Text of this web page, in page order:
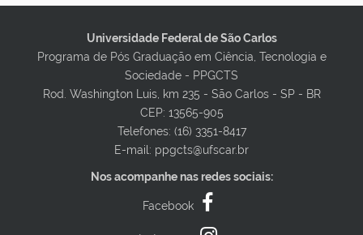
Universidade Federal de São Carlos
Programa de Pós Graduação em Ciência, Tecnologia e
Sociedade - PPGCTS
Rod. Washington Luis, km 235 - São Carlos - SP - BR
CEP: 13565-905
Telefones: (16) 3351-8417
E-mail: ppgcts@ufscar.br
Nos acompanhe nas redes sociais:
Facebook